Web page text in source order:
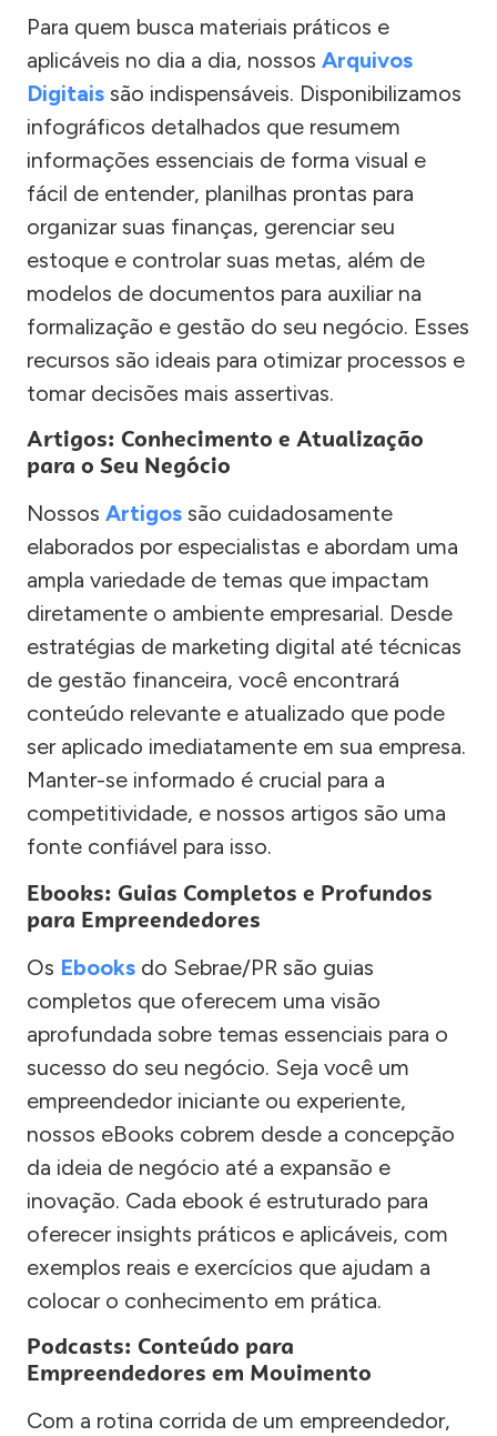
Para quem busca materiais práticos e
aplicáveis no dia a dia, nossos Arquivos
Digitais são indispensáveis. Disponibilizamos
infográficos detalhados que resumem
informações essenciais de forma visual e
fácil de entender, planilhas prontas para
organizar suas finanças, gerenciar seu
estoque e controlar suas metas, além de
modelos de documentos para auxiliar na
formalização e gestão do seu negócio. Esses
recursos são ideais para otimizar processos e
tomar decisões mais assertivas.
Artigos: Conhecimento e Atualização
para o Seu Negócio
Nossos Artigos são cuidadosamente
elaborados por especialistas e abordam uma
ampla variedade de temas que impactam
diretamente o ambiente empresarial. Desde
estratégias de marketing digital até técnicas
de gestão financeira, você encontrará
conteúdo relevante e atualizado que pode
ser aplicado imediatamente em sua empresa.
Manter-se informado é crucial para a
competitividade, e nossos artigos são uma
fonte confiável para isso.
Ebooks: Guias Completos e Profundos
para Empreendedores
Os Ebooks do Sebrae/PR são guias
completos que oferecem uma visão
aprofundada sobre temas essenciais para o
sucesso do seu negócio. Seja você um
empreendedor iniciante ou experiente,
nossos eBooks cobrem desde a concepção
da ideia de negócio até a expansão e
inovação. Cada ebook é estruturado para
oferecer insights práticos e aplicáveis, com
exemplos reais e exercícios que ajudam a
colocar o conhecimento em prática.
Podcasts: Conteúdo para
Empreendedores em Movimento
Com a rotina corrida de um empreendedor,